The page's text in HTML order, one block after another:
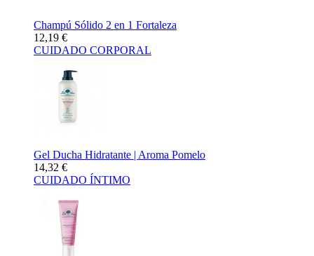
Champú Sólido 2 en 1 Fortaleza
12,19 €
CUIDADO CORPORAL
Gel Ducha Hidratante | Aroma Pomelo
14,32 €
CUIDADO ÍNTIMO